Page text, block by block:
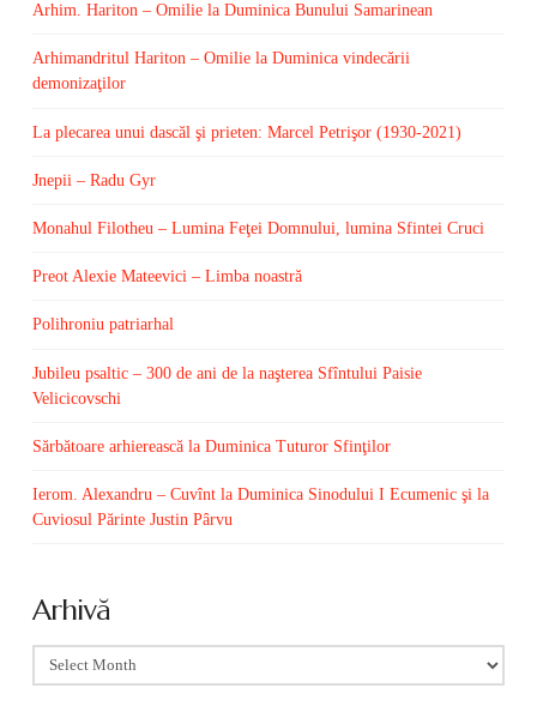
Arhim. Hariton – Omilie la Duminica Bunului Samarinean
Arhimandritul Hariton – Omilie la Duminica vindecării
demonizaţilor
La plecarea unui dascăl şi prieten: Marcel Petrişor (1930-2021)
Jnepii – Radu Gyr
Monahul Filotheu – Lumina Feţei Domnului, lumina Sfintei Cruci
Preot Alexie Mateevici – Limba noastră
Polihroniu patriarhal
Jubileu psaltic – 300 de ani de la naşterea Sfîntului Paisie
Velicicovschi
Sărbătoare arhierească la Duminica Tuturor Sfinţilor
Ierom. Alexandru – Cuvînt la Duminica Sinodului I Ecumenic şi la
Cuviosul Părinte Justin Pârvu
Arhivă
Arhivă